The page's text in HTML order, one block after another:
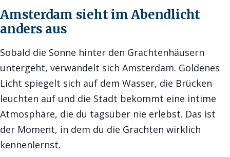
Amsterdam sieht im Abendlicht
anders aus
Sobald die Sonne hinter den Grachtenhäusern
untergeht, verwandelt sich Amsterdam. Goldenes
Licht spiegelt sich auf dem Wasser, die Brücken
leuchten auf und die Stadt bekommt eine intime
Atmosphäre, die du tagsüber nie erlebst. Das ist
der Moment, in dem du die Grachten wirklich
kennenlernst.